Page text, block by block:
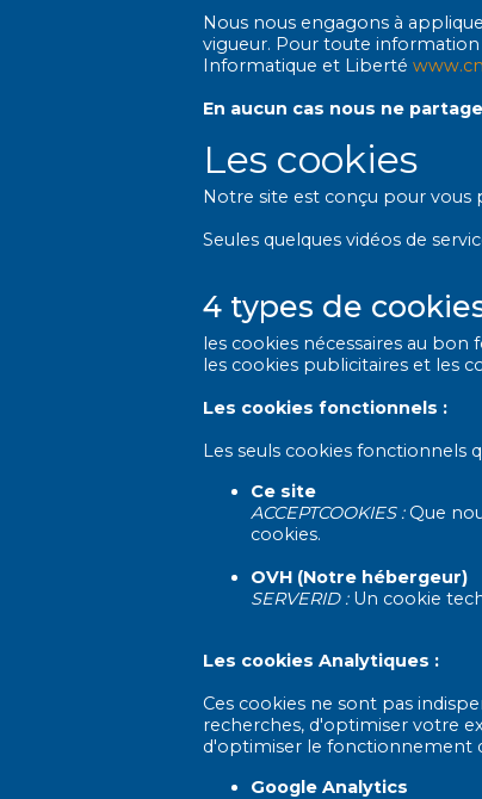
Nous nous engagons à
vigueur. Pour toute
Informatique et Liberté
En aucun cas nous ne
Les cookies
Notre site est conçu pour vous
Seules quelques vidéos de
4 types de
les cookies nécessaires au
les cookies publicitaires et les
Les cookies fonctionnels :
Les seuls cookies fonctionnels
Ce site
ACCEPTCOOKIES :Que
cookies.
OVH (Notre hébergeur)
SERVERID : Un cookie
Les cookies Analytiques :
Ces cookies ne sont pas
recherches, d'optimiser votre
d'optimiser le fonctionnement
Google Analytics